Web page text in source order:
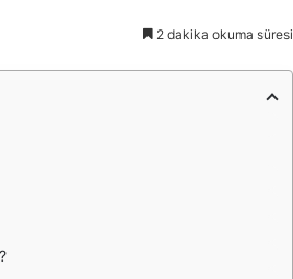
2 dakika okuma süresi